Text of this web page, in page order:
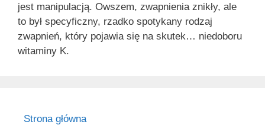
jest manipulacją. Owszem, zwapnienia znikły, ale
to był specyficzny, rzadko spotykany rodzaj
zwapnień, który pojawia się na skutek… niedoboru
witaminy K.
Strona główna